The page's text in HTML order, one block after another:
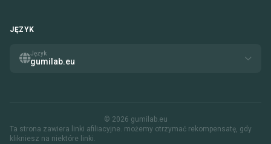
JĘZYK
Język
gumilab.eu
© 2026 gumilab.eu
Ta strona zawiera linki afiliacyjne. możemy otrzymać rekompensatę, gdy
klikniesz na niektóre linki.